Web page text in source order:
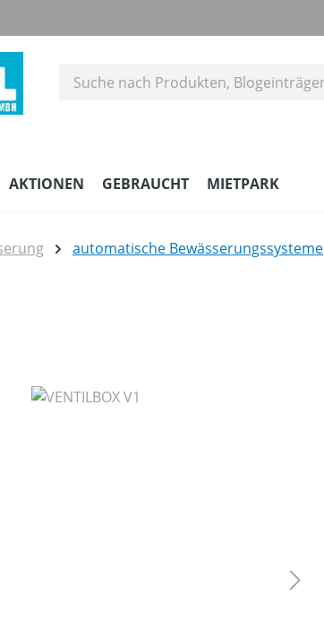
AKTIONEN GEBRAUCHT MIETPARK
automatische Bewässerungssysteme